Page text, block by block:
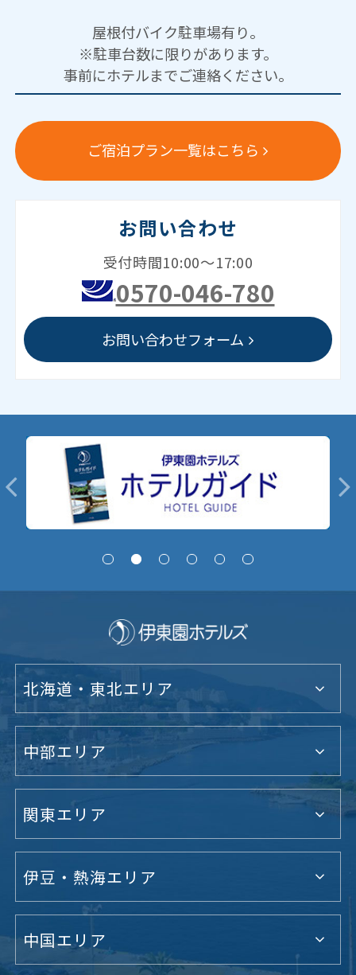
屋根付バイク駐車場有り。
※駐車台数に限りがあります。
事前にホテルまでご連絡ください。
ご宿泊プラン一覧はこちら
お問い合わせ
受付時間10:00～17:00
0570-046-780
お問い合わせフォーム
北海道・東北エリア
中部エリア
関東エリア
伊豆・熱海エリア
中国エリア